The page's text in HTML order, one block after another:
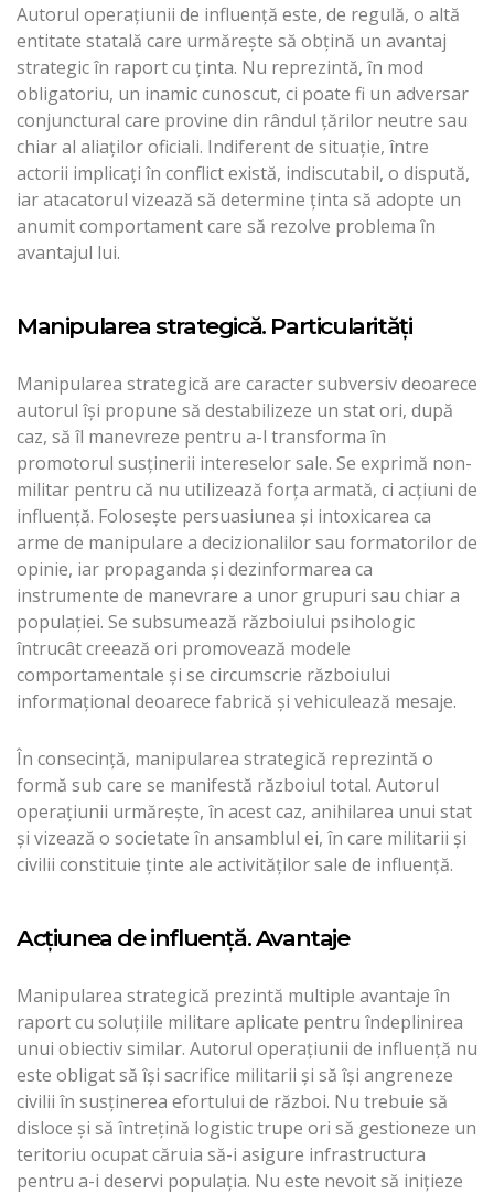
Autorul operaţiunii de influenţă este, de regulă, o altă
entitate statală care urmăreşte să obţină un avantaj
strategic în raport cu ţinta. Nu reprezintă, în mod
obligatoriu, un inamic cunoscut, ci poate fi un adversar
conjunctural care provine din rândul ţărilor neutre sau
chiar al aliaţilor oficiali. Indiferent de situaţie, între
actorii implicaţi în conflict există, indiscutabil, o dispută,
iar atacatorul vizează să determine ţinta să adopte un
anumit comportament care să rezolve problema în
avantajul lui.
Manipularea strategică. Particularităţi
Manipularea strategică are caracter subversiv deoarece
autorul îşi propune să destabilizeze un stat ori, după
caz, să îl manevreze pentru a-l transforma în
promotorul susţinerii intereselor sale. Se exprimă non-
militar pentru că nu utilizează forţa armată, ci acţiuni de
influenţă. Foloseşte persuasiunea şi intoxicarea ca
arme de manipulare a decizionalilor sau formatorilor de
opinie, iar propaganda şi dezinformarea ca
instrumente de manevrare a unor grupuri sau chiar a
populaţiei. Se subsumează războiului psihologic
întrucât creează ori promovează modele
comportamentale şi se circumscrie războiului
informaţional deoarece fabrică şi vehiculează mesaje.
În consecinţă, manipularea strategică reprezintă o
formă sub care se manifestă războiul total. Autorul
operaţiunii urmăreşte, în acest caz, anihilarea unui stat
şi vizează o societate în ansamblul ei, în care militarii şi
civilii constituie ţinte ale activităţilor sale de influenţă.
Acţiunea de influenţă. Avantaje
Manipularea strategică prezintă multiple avantaje în
raport cu soluţiile militare aplicate pentru îndeplinirea
unui obiectiv similar. Autorul operaţiunii de influenţă nu
este obligat să îşi sacrifice militarii şi să îşi angreneze
civilii în susţinerea efortului de război. Nu trebuie să
disloce şi să întreţină logistic trupe ori să gestioneze un
teritoriu ocupat căruia să-i asigure infrastructura
pentru a-i deservi populaţia. Nu este nevoit să iniţieze